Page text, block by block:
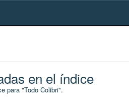
en el índice
para "Todo Colibri".